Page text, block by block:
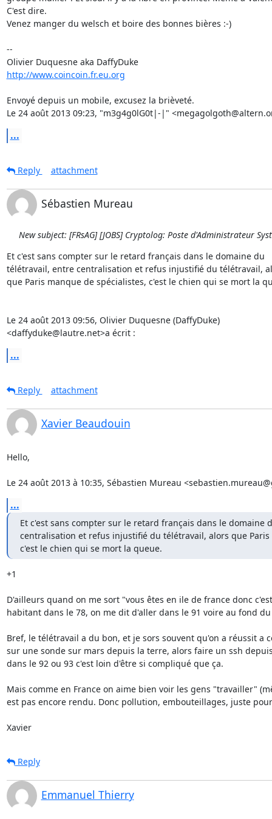
C'est dire.
Venez manger du welsch et boire des bonnes bières :-)
--
Olivier Duquesne aka DaffyDuke
http://www.coincoin.fr.eu.org
Envoyé depuis un mobile, excusez la brièveté.
Le 24 août 2013 09:23, "m3g4g0lG0t|-|"
...
Reply attachment
Sébastien Mureau
New subject: [FRsAG] [JOBS] Cryptolog: Poste d'Administrateur
Et c'est sans compter sur le retard français dans le domaine du
télétravail, entre centralisation et refus injustifié du télétravail,
que Paris manque de spécialistes, c'est le chien qui se mort la
Le 24 août 2013 09:56, Olivier Duquesne (DaffyDuke)
<daffyduke@lautre.net>a écrit :
...
Reply attachment
Xavier Beaudouin
Hello,
Le 24 août 2013 à 10:35, Sébastien Mureau
...
Et c'est sans compter sur le retard français dans le domaine
centralisation et refus injustifié du télétravail, alors que
c'est le chien qui se mort la queue.
+1
D'ailleurs quand on me sort "vous êtes en ile de france donc
habitant dans le 78, on me dit d'aller dans le 91 voire au fond
Bref, le télétravail a du bon, et je sors souvent qu'on a réussit
sur une sonde sur mars depuis la terre, alors faire un ssh
dans le 92 ou 93 c'est loin d'être si compliqué que ça.
Mais comme en France on aime bien voir les gens "travailler"
est pas encore rendu. Donc pollution, embouteillages, juste
Xavier
Reply
Emmanuel Thierry